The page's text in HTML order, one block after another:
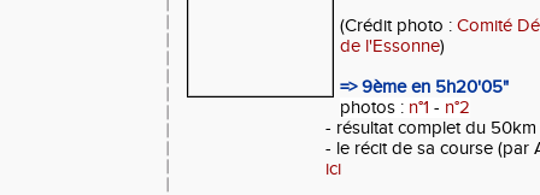
(Crédit photo : Comité
de l'Essonne)
=> 9ème en 5h20'05"
photos : n°1 - n°2
- résultat complet du
- le récit de sa course (par
ici